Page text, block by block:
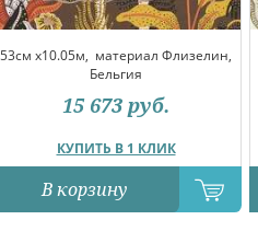
53см x10.05м, материал Флизелин,
Бельгия
КУПИТЬ В 1 КЛИК
15 673 руб.
В корзину